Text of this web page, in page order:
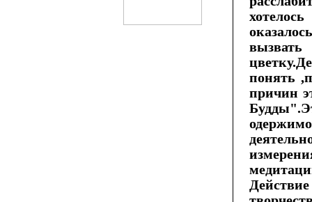
понять
причин